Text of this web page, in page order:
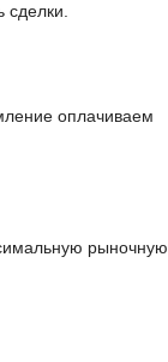
оплачиваем
рыночную